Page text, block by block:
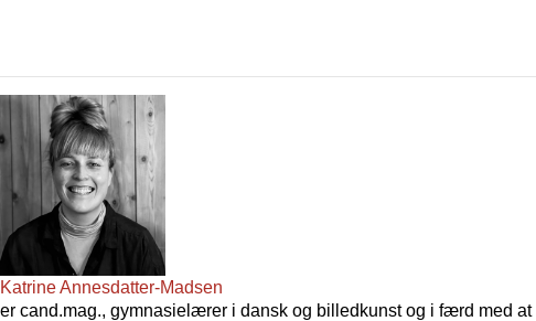
Katrine Annesdatter-Madsen
er cand.mag., gymnasielærer i dansk og billedkunst og i færd med